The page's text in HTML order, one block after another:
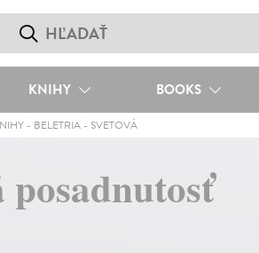
KNIHY BOOKS
- BELETRIA - SVETOVÁ